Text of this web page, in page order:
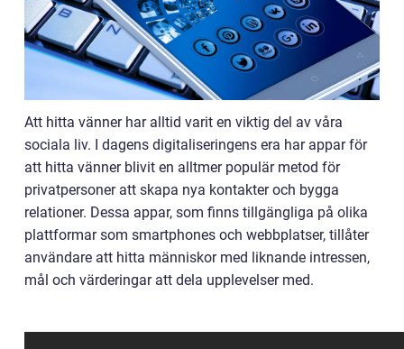
Att hitta vänner har alltid varit en viktig del av våra
sociala liv. I dagens digitaliseringens era har appar för
att hitta vänner blivit en alltmer populär metod för
privatpersoner att skapa nya kontakter och bygga
relationer. Dessa appar, som finns tillgängliga på olika
plattformar som smartphones och webbplatser, tillåter
användare att hitta människor med liknande intressen,
mål och värderingar att dela upplevelser med.